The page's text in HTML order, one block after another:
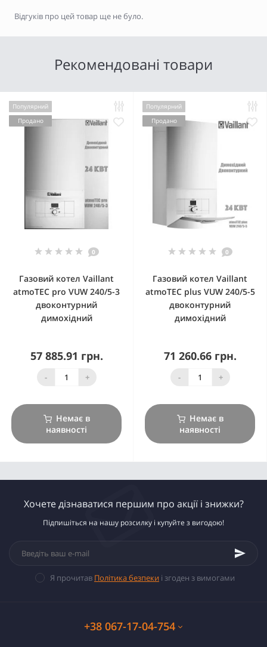
Відгуків про цей товар ще не було.
Рекомендовані товари
Популярний
Продано
0
Газовий котел Vaillant
atmoTEC pro VUW 240/5-3
двоконтурний
димохідний
57 885.91 грн.
- +
Немає в
наявності
Популярний
Продано
0
Газовий котел Vaillant
atmoTEC plus VUW 240/5-5
двоконтурний
димохідний
71 260.66 грн.
- +
Немає в
наявності
Хочете дізнаватися першим про акції і знижки?
Підпишіться на нашу розсилку і купуйте з вигодою!
Я прочитав Політика безпеки і згоден з вимогами
+38 067-17-04-754